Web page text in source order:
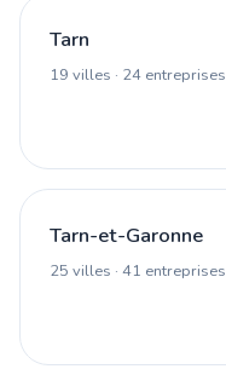
Tarn
19 villes · 24 entreprises
Tarn-et-Garonne
25 villes · 41 entreprises